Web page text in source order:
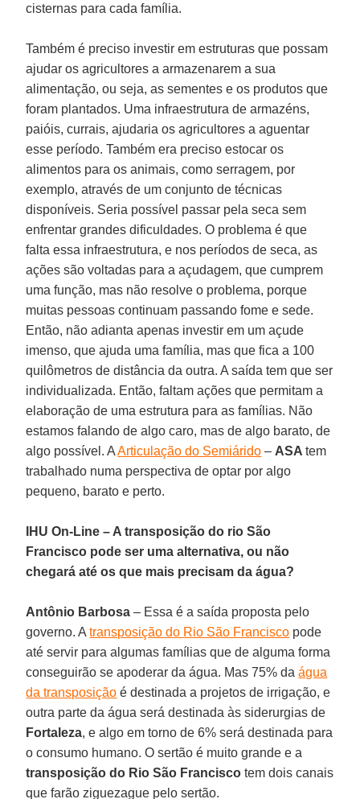
cisternas para cada família.
Também é preciso investir em estruturas que possam
ajudar os agricultores a armazenarem a sua
alimentação, ou seja, as sementes e os produtos que
foram plantados. Uma infraestrutura de armazéns,
paióis, currais, ajudaria os agricultores a aguentar
esse período. Também era preciso estocar os
alimentos para os animais, como serragem, por
exemplo, através de um conjunto de técnicas
disponíveis. Seria possível passar pela seca sem
enfrentar grandes dificuldades. O problema é que
falta essa infraestrutura, e nos períodos de seca, as
ações são voltadas para a açudagem, que cumprem
uma função, mas não resolve o problema, porque
muitas pessoas continuam passando fome e sede.
Então, não adianta apenas investir em um açude
imenso, que ajuda uma família, mas que fica a 100
quilômetros de distância da outra. A saída tem que ser
individualizada. Então, faltam ações que permitam a
elaboração de uma estrutura para as famílias. Não
estamos falando de algo caro, mas de algo barato, de
algo possível. AArticulação do Semiárido – ASAtem
trabalhado numa perspectiva de optar por algo
pequeno, barato e perto.
IHU On-Line – A transposição do rio São
Francisco pode ser uma alternativa, ou não
chegará até os que mais precisam da água?
Antônio Barbosa– Essa é a saída proposta pelo
governo. Atransposição do Rio São Francisco pode
até servir para algumas famílias que de alguma forma
conseguirão se apoderar da água. Mas 75% daágua
da transposição é destinada a projetos de irrigação, e
outra parte da água será destinada às siderurgias de
Fortaleza, e algo em torno de 6% será destinada para
o consumo humano. O sertão é muito grande e a
transposição do Rio São Francisco tem dois canais
que farão ziguezague pelo sertão.